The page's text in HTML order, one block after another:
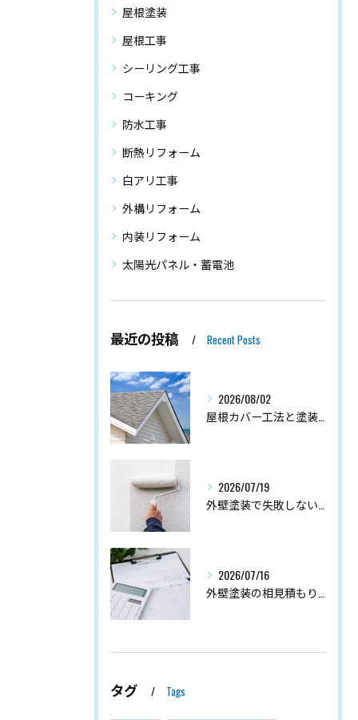
屋根塗装
屋根工事
シーリング工事
コーキング
防水工事
断熱リフォーム
白アリ工事
外構リフォーム
内装リフォーム
太陽光パネル・蓄電池
最近の投稿 Recent Posts
2026/08/02
屋根カバー工法と塗装の耐久性比較
2026/07/19
外壁塗装で失敗しないシーラー・フィラー・プライマーの正しい使い分けガイド
2026/07/16
外壁塗装の相見積もりの注意点7つ｜失敗しない比較のコツと断り方
タグ Tags